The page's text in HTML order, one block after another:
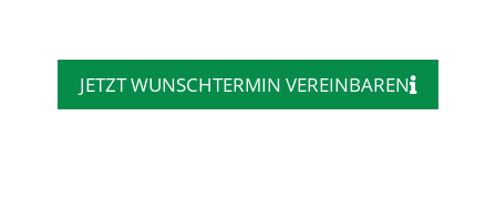
JETZT WUNSCHTERMIN VEREINBAREN